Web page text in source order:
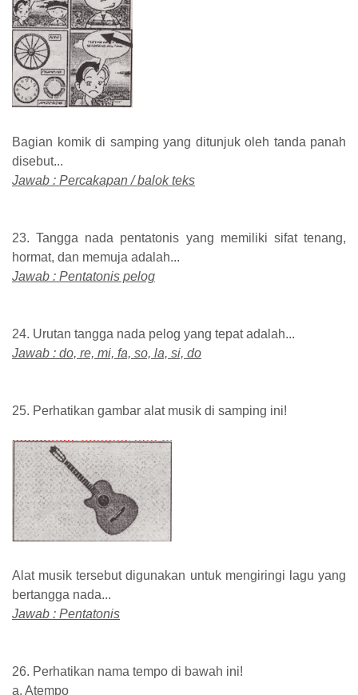
Bagian komik di samping yang ditunjuk oleh tanda panah
disebut...
Jawab : Percakapan / balok teks
23. Tangga nada pentatonis yang memiliki sifat tenang,
hormat, dan memuja adalah...
Jawab : Pentatonis pelog
24. Urutan tangga nada pelog yang tepat adalah...
Jawab : do, re, mi, fa, so, la, si, do
25. Perhatikan gambar alat musik di samping ini!
Alat musik tersebut digunakan untuk mengiringi lagu yang
bertangga nada...
Jawab : Pentatonis
26. Perhatikan nama tempo di bawah ini!
a. Atempo